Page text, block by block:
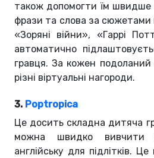
також допомогти їм швидше
фрази та слова за сюжетами
«Зоряні війни», «Гаррі
автоматично
гравця. За кожен
різні віртуальні нагороди.
3. Poptropica
Це досить складна дитяча
можна швидко вивчити
англійську для підлітків.